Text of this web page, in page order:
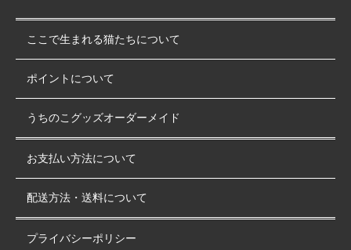
ここで生まれる猫たちについて
ポイントについて
うちのこグッズオーダーメイド
お支払い方法について
配送方法・送料について
プライバシーポリシー